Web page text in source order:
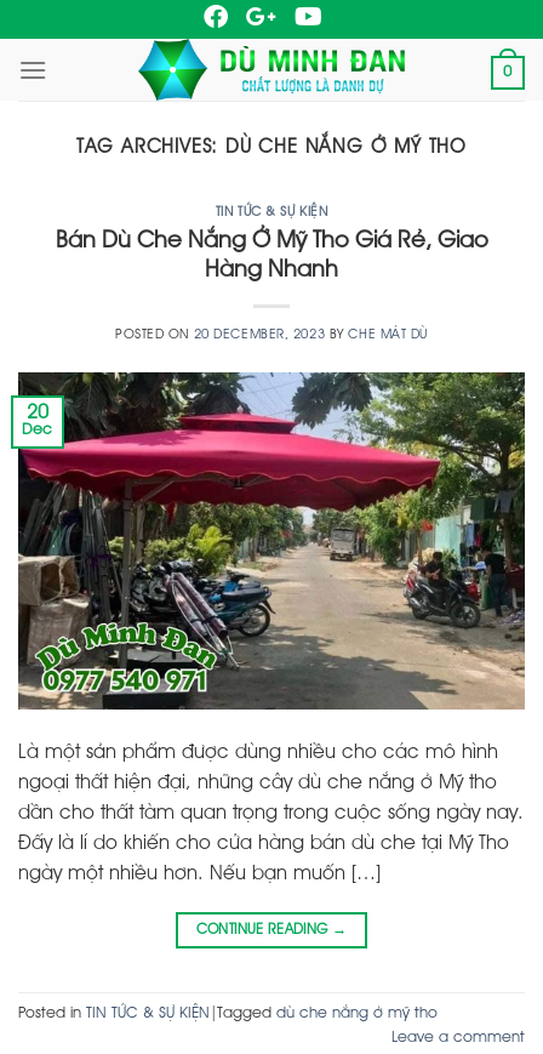
to
content
0
TAG ARCHIVES: DÙ CHE NẮNG Ở MỸ THO
TIN TỨC & SỰ KIỆN
Bán Dù Che Nắng Ở Mỹ Tho Giá Rẻ, Giao
Hàng Nhanh
POSTED ON 20 DECEMBER, 2023 BYCHE MÁT DÙ
20
Dec
Là một sản phẩm được dùng nhiều cho các mô hình
ngoại thất hiện đại, những cây dù che nắng ở Mỹ tho
dần cho thất tàm quan trọng trong cuộc sống ngày nay.
Đấy là lí do khiến cho cửa hàng bán dù che tại Mỹ Tho
ngày một nhiều hơn. Nếu bạn muốn […]
CONTINUE READING →
Posted in TIN TỨC & SỰ KIỆN Tagged dù che nắng ở mỹ tho
Leave a comment